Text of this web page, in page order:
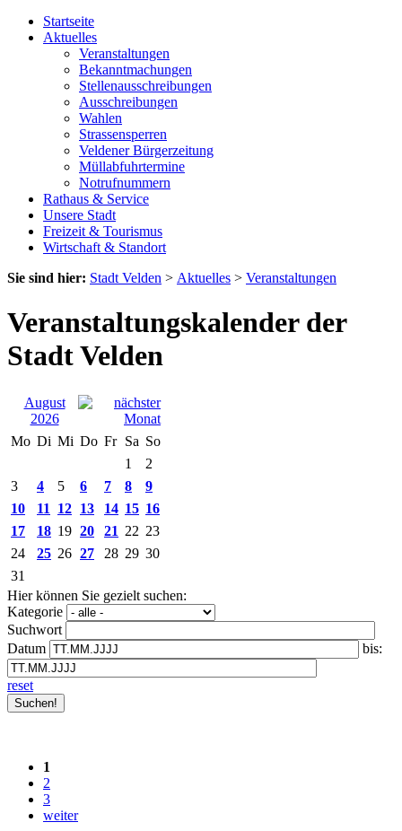
Startseite
Aktuelles
Veranstaltungen
Bekanntmachungen
Stellenausschreibungen
Ausschreibungen
Wahlen
Strassensperren
Veldener Bürgerzeitung
Müllabfuhrtermine
Notrufnummern
Rathaus & Service
Unsere Stadt
Freizeit & Tourismus
Wirtschaft & Standort
Sie sind hier: Stadt Velden > Aktuelles > Veranstaltungen
Veranstaltungskalender der
Stadt Velden
August
2026
Mo Di Mi Do Fr Sa So
1
2
3
4 5 6 7 8
9
10
11 12 13 14 15 16
17
18 19 20 21 22 23
24
25 26 27 28 29 30
31
Hier können Sie gezielt suchen:
Kategorie
Suchwort
Datum
bis:
reset
1
2
3
weiter